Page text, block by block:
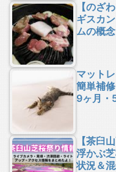
【のざ
ギスカ
ムの概
マット
簡単補
9ヶ月・
【茶臼
浮かぶ
状況＆